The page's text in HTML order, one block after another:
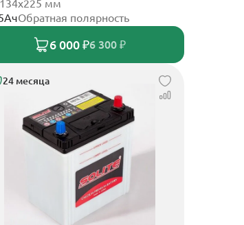
мм
Обратная полярность
6 000 ₽6 300 ₽
24 месяца